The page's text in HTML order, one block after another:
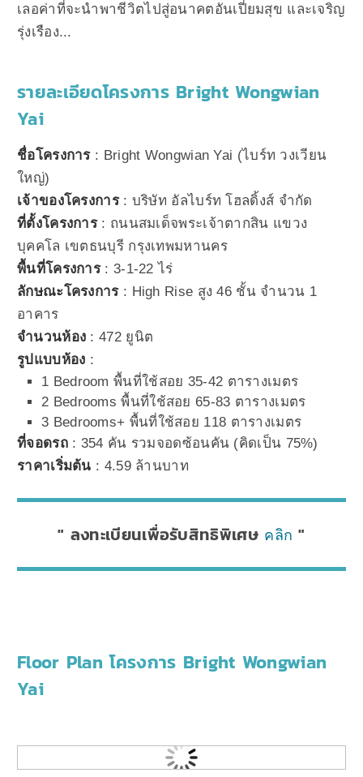
เลอค่าที่จะนำพาชีวิตไปสู่อนาคตอันเปี่ยมสุข และเจริญ
รุ่งเรือง...
รายละเอียดโครงการ Bright Wongwian
Yai
ชื่อโครงการ: Bright Wongwian Yai (ไบร์ท วงเวียน
ใหญ่)
เจ้าของโครงการ: บริษัท อัลไบร์ท โฮลดิ้งส์ จำกัด
ที่ตั้งโครงการ: ถนนสมเด็จพระเจ้าตากสิน แขวง
บุคคโล เขตธนบุรี กรุงเทพมหานคร
พื้นที่โครงการ: 3-1-22 ไร่
ลักษณะโครงการ: High Rise สูง 46 ชั้น จำนวน 1
อาคาร
จำนวนห้อง : 472 ยูนิต
รูปแบบห้อง :
1 Bedroom พื้นที่ใช้สอย 35-42 ตารางเมตร
2 Bedrooms พื้นที่ใช้สอย 65-83 ตารางเมตร
3 Bedrooms+ พื้นที่ใช้สอย 118 ตารางเมตร
ที่จอดรถ: 354 คัน รวมจอดซ้อนคัน (คิดเป็น 75%)
ราคาเริ่มต้น : 4.59 ล้านบาท
ลงทะเบียนเพื่อรับสิทธิพิเศษ คลิก
Floor Plan โครงการ Bright Wongwian
Yai